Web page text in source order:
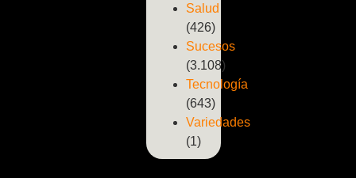
Salud
(426)
Sucesos
(3.108)
Tecnología
(643)
Variedades
(1)